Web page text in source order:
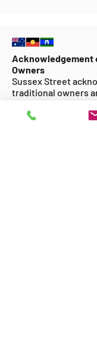
Acknowledgement
Owners
Sussex Street
traditional owners
acknowledges their